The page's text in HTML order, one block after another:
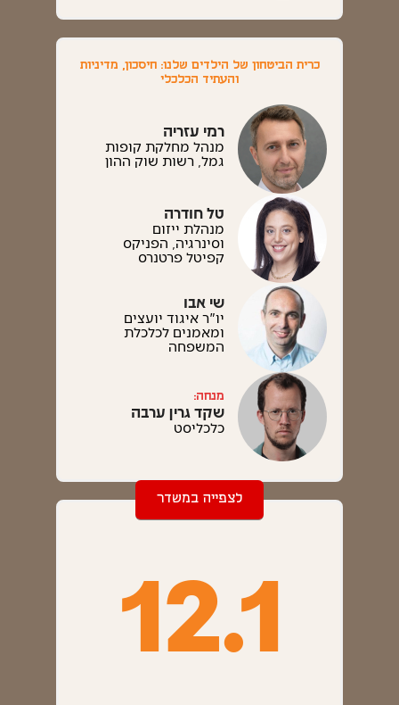
כרית הביטחון של הילדים שלנו: חיסכון, מדיניות
והעתיד הכלכלי
רמי עזריה
מנהל מחלקת קופות
גמל, רשות שוק ההון
טל חודרה
מנהלת ייזום
וסינרגיה, הפניקס
קפיטל פרטנרס
שי אבו
יו"ר איגוד יועצים
ומאמנים לכלכלת
המשפחה
מנחה:
שקד גרין ערבה
כלכליסט
לצפייה במשדר
12.1